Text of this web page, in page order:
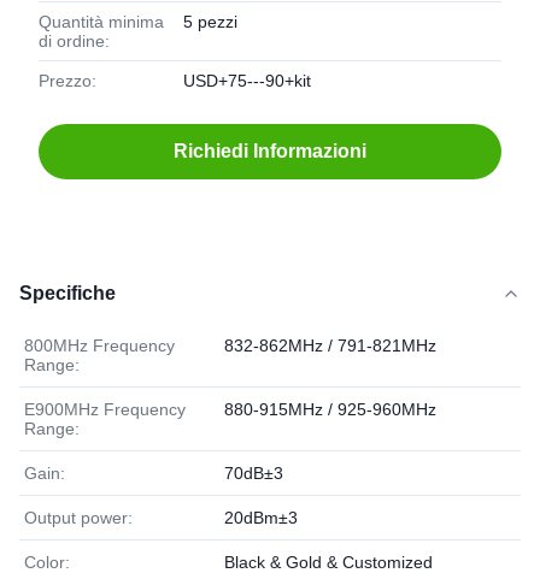
Quantità minima
di ordine:
5 pezzi
Prezzo: USD+75---90+kit
Richiedi Informazioni
Specifiche
800MHz Frequency
Range:
832-862MHz / 791-821MHz
E900MHz Frequency
Range:
880-915MHz / 925-960MHz
Gain: 70dB±3
Output power: 20dBm±3
Color: Black & Gold & Customized